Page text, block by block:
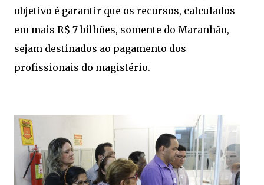
objetivo é garantir que os recursos, calculados
em mais R$ 7 bilhões, somente do Maranhão,
sejam destinados ao pagamento dos
profissionais do magistério.